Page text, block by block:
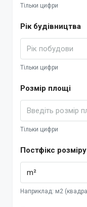
Тільки цифри
Рік будівництва
Тільки цифри
Розмір площі
Тільки цифри
Постфікс розміру
Наприклад: м2